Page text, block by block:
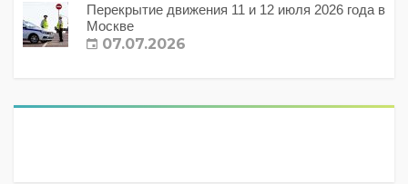
Перекрытие движения 11 и 12 июля 2026 года в
Москве
07.07.2026